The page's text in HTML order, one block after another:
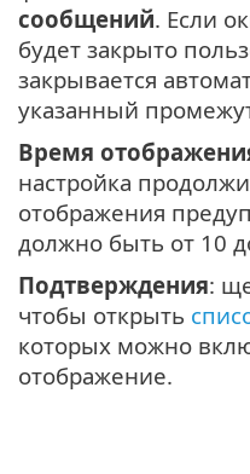
сообщений. Если
будет закрыто
закрывается
указанный
Время
настройка
отображения
должно быть от 10
Подтверждения:
чтобы открыть
которых можно
отображение.